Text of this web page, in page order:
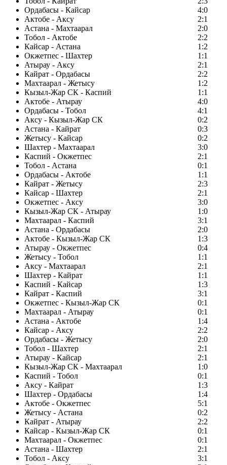
Ордабасы - Кайсар
4:0
Актобе - Аксу
2:1
Астана - Махтаарал
2:0
Тобол - Актобе
2:2
Кайсар - Астана
1:2
Окжетпес - Шахтер
1:1
Атырау - Аксу
2:1
Кайрат - Ордабасы
2:2
Махтаарал - Жетысу
1:2
Кызыл-Жар СК - Каспий
1:1
Актобе - Атырау
4:0
Ордабасы - Тобол
4:1
Аксу - Кызыл-Жар СК
0:2
Астана - Кайрат
0:3
Жетысу - Кайсар
0:2
Шахтер - Махтаарал
3:0
Каспий - Окжетпес
2:1
Тобол - Астана
0:1
Ордабасы - Актобе
1:1
Кайрат - Жетысу
2:3
Кайсар - Шахтер
2:1
Окжетпес - Аксу
3:0
Кызыл-Жар СК - Атырау
1:0
Махтаарал - Каспий
3:1
Астана - Ордабасы
2:0
Актобе - Кызыл-Жар СК
1:3
Атырау - Окжетпес
0:4
Жетысу - Тобол
1:1
Аксу - Махтаарал
2:1
Шахтер - Кайрат
1:1
Каспий - Кайсар
1:3
Кайрат - Каспий
3:1
Окжетпес - Кызыл-Жар СК
0:1
Махтаарал - Атырау
0:1
Астана - Актобе
1:4
Кайсар - Аксу
2:2
Ордабасы - Жетысу
2:0
Тобол - Шахтер
2:1
Атырау - Кайсар
2:1
Кызыл-Жар СК - Махтаарал
1:0
Каспий - Тобол
0:1
Аксу - Кайрат
1:3
Шахтер - Ордабасы
1:4
Актобе - Окжетпес
5:1
Жетысу - Астана
0:2
Кайрат - Атырау
2:2
Кайсар - Кызыл-Жар СК
0:1
Махтаарал - Окжетпес
0:1
Астана - Шахтер
2:1
Тобол - Аксу
3:1